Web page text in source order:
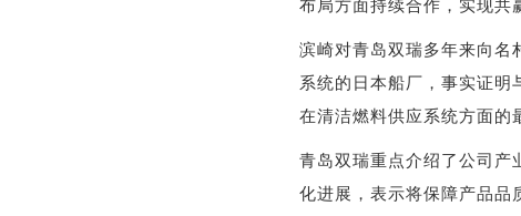
布局方面持续合作，实现共
滨崎对青岛双瑞多年来向名
系统的日本船厂，事实证明
在清洁燃料供应系统方面的
青岛双瑞重点介绍了公司产
化进展，表示将保障产品品